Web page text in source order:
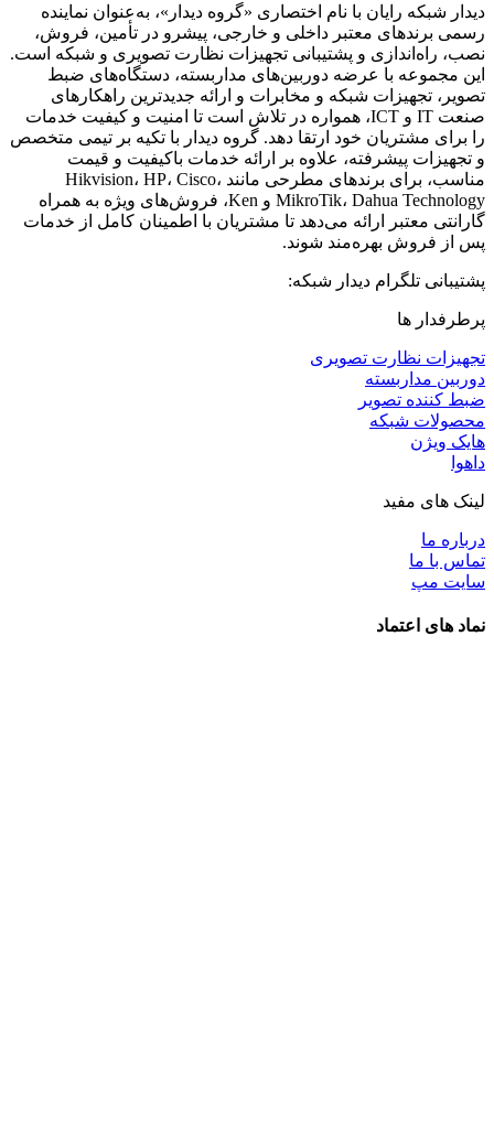
دیدار شبکه رایان با نام اختصاری «گروه دیدار»، به‌عنوان نماینده
رسمی برندهای معتبر داخلی و خارجی، پیشرو در تأمین، فروش،
نصب، راه‌اندازی و پشتیبانی تجهیزات نظارت تصویری و شبکه است.
این مجموعه با عرضه دوربین‌های مداربسته، دستگاه‌های ضبط
تصویر، تجهیزات شبکه و مخابرات و ارائه جدیدترین راهکارهای
صنعت IT و ICT، همواره در تلاش است تا امنیت و کیفیت خدمات
را برای مشتریان خود ارتقا دهد. گروه دیدار با تکیه بر تیمی متخصص
و تجهیزات پیشرفته، علاوه بر ارائه خدمات باکیفیت و قیمت
مناسب، برای برندهای مطرحی مانند Hikvision، HP، Cisco،
MikroTik، Dahua Technology و Ken، فروش‌های ویژه به همراه
گارانتی معتبر ارائه می‌دهد تا مشتریان با اطمینان کامل از خدمات
پس از فروش بهره‌مند شوند.
پشتیبانی تلگرام دیدار شبکه:
پرطرفدار ها
تجهیزات نظارت تصویری
دوربین مداربسته
ضبط کننده تصویر
محصولات شبکه
هایک ویژن
داهوا
لینک های مفید
درباره ما
تماس با ما
سایت مپ
نماد های اعتماد